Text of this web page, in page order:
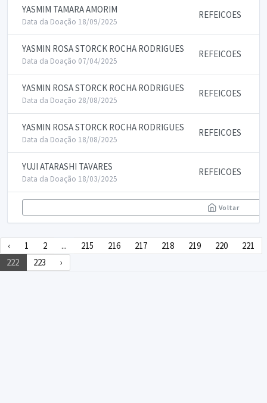
YASMIM TAMARA AMORIM
Data da Doação 18/09/2025
REFEICOES
YASMIN ROSA STORCK ROCHA RODRIGUES
Data da Doação 07/04/2025
REFEICOES
YASMIN ROSA STORCK ROCHA RODRIGUES
Data da Doação 28/08/2025
REFEICOES
YASMIN ROSA STORCK ROCHA RODRIGUES
Data da Doação 18/08/2025
REFEICOES
YUJI ATARASHI TAVARES
Data da Doação 18/03/2025
REFEICOES
Voltar
‹ 1 2 ... 215 216 217 218 219 220
221
222
223 ›